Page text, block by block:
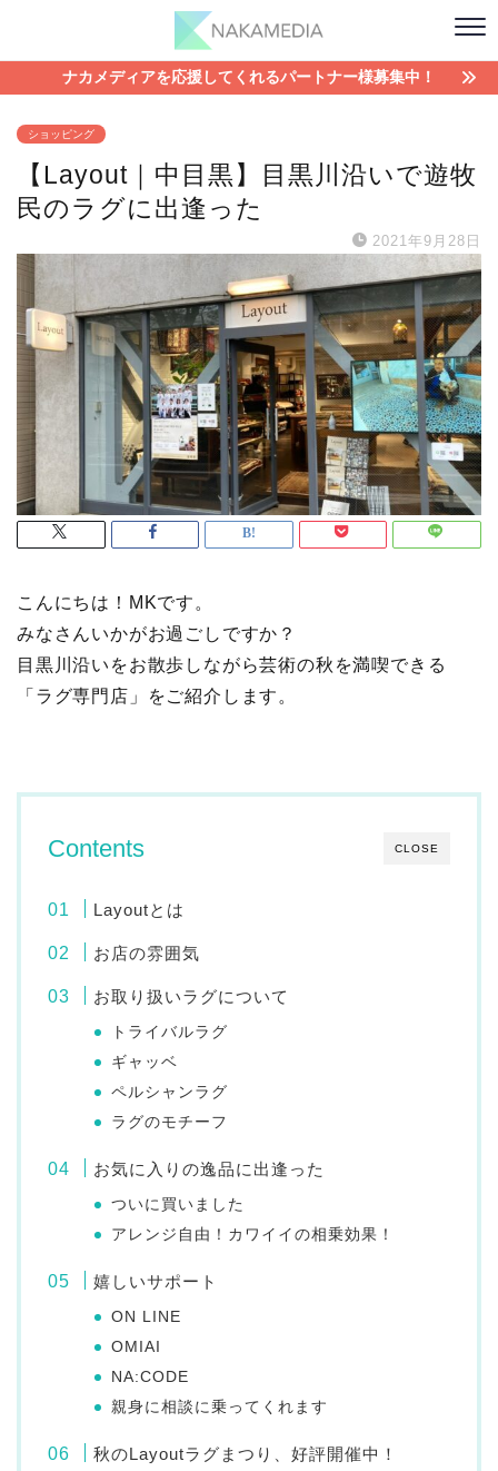
ナカメディアを応援してくれるパートナー様募集中！
ショッピング
【Layout｜中目黒】目黒川沿いで遊牧
民のラグに出逢った
2021年9月28日
こんにちは！MKです。
みなさんいかがお過ごしですか？
目黒川沿いをお散歩しながら芸術の秋を満喫できる
「ラグ専門店」をご紹介します。
CLOSE
Contents
Layoutとは
お店の雰囲気
お取り扱いラグについて
トライバルラグ
ギャッベ
ペルシャンラグ
ラグのモチーフ
お気に入りの逸品に出逢った
ついに買いました
アレンジ自由！カワイイの相乗効果！
嬉しいサポート
ON LINE
OMIAI
NA:CODE
親身に相談に乗ってくれます
秋のLayoutラグまつり、好評開催中！